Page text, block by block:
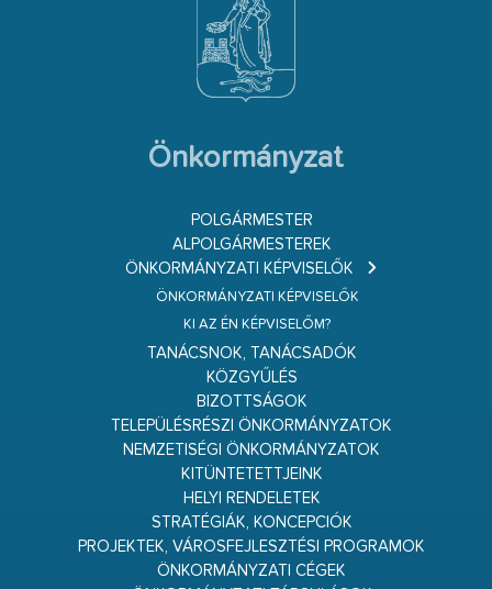
Önkormányzat
POLGÁRMESTER
ALPOLGÁRMESTEREK
ÖNKORMÁNYZATI KÉPVISELŐK
ÖNKORMÁNYZATI KÉPVISELŐK
KI AZ ÉN KÉPVISELŐM?
TANÁCSNOK, TANÁCSADÓK
KÖZGYŰLÉS
BIZOTTSÁGOK
TELEPÜLÉSRÉSZI ÖNKORMÁNYZATOK
NEMZETISÉGI ÖNKORMÁNYZATOK
KITÜNTETETTJEINK
HELYI RENDELETEK
STRATÉGIÁK, KONCEPCIÓK
PROJEKTEK, VÁROSFEJLESZTÉSI PROGRAMOK
ÖNKORMÁNYZATI CÉGEK